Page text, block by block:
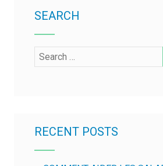
SEARCH
RECENT POSTS